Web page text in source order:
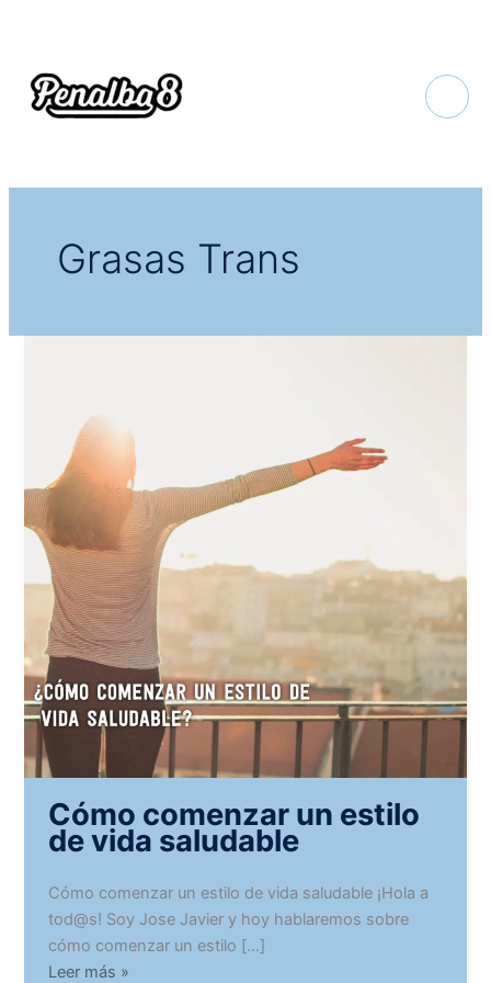
Grasas Trans
Cómo comenzar un estilo
de vida saludable
Cómo comenzar un estilo de vida saludable ¡Hola a
tod@s! Soy Jose Javier y hoy hablaremos sobre
cómo comenzar un estilo […]
Cómo
Leer más »